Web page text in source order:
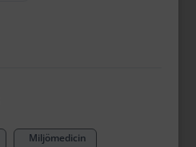
Miljömedicin